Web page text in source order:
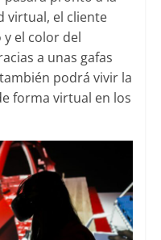
virtual, el cliente
el color del
a unas gafas
podrá vivir la
forma virtual en los